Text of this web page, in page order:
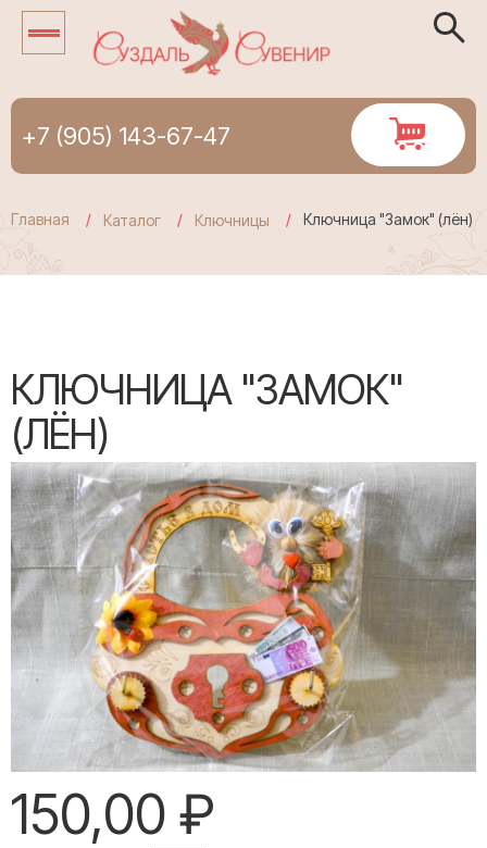
+7 (905) 143-67-47
Главная Каталог Ключницы Ключница "Замок" (лён)
КЛЮЧНИЦА "ЗАМОК"
(ЛЁН)
150,00 ₽